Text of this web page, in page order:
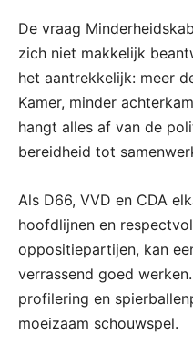
De vraag
zich niet makkelijk
het aantrekkelijk: meer
Kamer, minder
hangt alles af van de
bereidheid tot
Als D66, VVD en CDA
hoofdlijnen en
oppositiepartijen, kan
verrassend goed
profilering en
moeizaam schouwspel.